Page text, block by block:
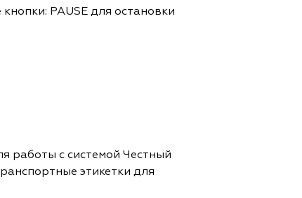
PAUSE для остановки
работы с системой Честный
этикетки для